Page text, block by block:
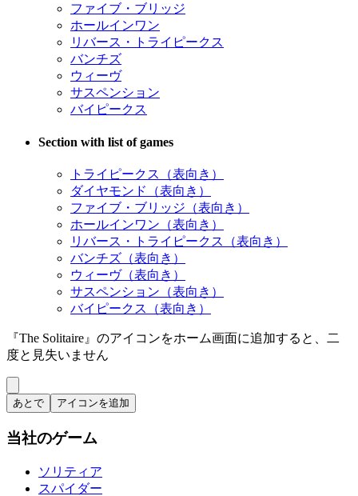
ファイブ・ブリッジ
ホールインワン
リバース・トライピークス
バンチズ
ウィーヴ
サスペンション
バイピークス
Section with list of games
トライピークス（表向き）
ダイヤモンド（表向き）
ファイブ・ブリッジ（表向き）
ホールインワン（表向き）
リバース・トライピークス（表向き）
バンチズ（表向き）
ウィーヴ（表向き）
サスペンション（表向き）
バイピークス（表向き）
『The Solitaire』のアイコンをホーム画面に追加すると、二
度と見失いません
あとで アイコンを追加
当社のゲーム
ソリティア
スパイダー